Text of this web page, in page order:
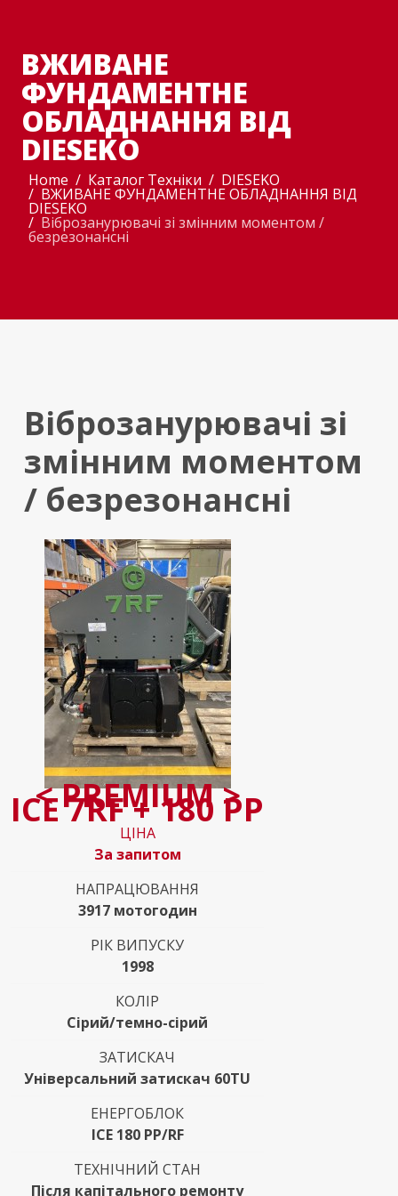
ВЖИВАНЕ
ФУНДАМЕНТНЕ
ОБЛАДНАННЯ ВІД
DIESEKO
Home Каталог Техніки DIESEKO
ВЖИВАНЕ ФУНДАМЕНТНЕ ОБЛАДНАННЯ ВІД
DIESEKO
Віброзанурювачі зі змінним моментом /
безрезонансні
Віброзанурювачі зі
змінним моментом
/ безрезонансні
< PREMIUM >
ICE 7RF + 180 PP
ЦІНА
За запитом
НАПРАЦЮВАННЯ
3917 мотогодин
РІК ВИПУСКУ
1998
КОЛІР
Сірий/темно-сірий
ЗАТИСКАЧ
Універсальний затискач 60TU
ЕНЕРГОБЛОК
ICE 180 PP/RF
ТЕХНІЧНИЙ СТАН
Після капітального ремонту